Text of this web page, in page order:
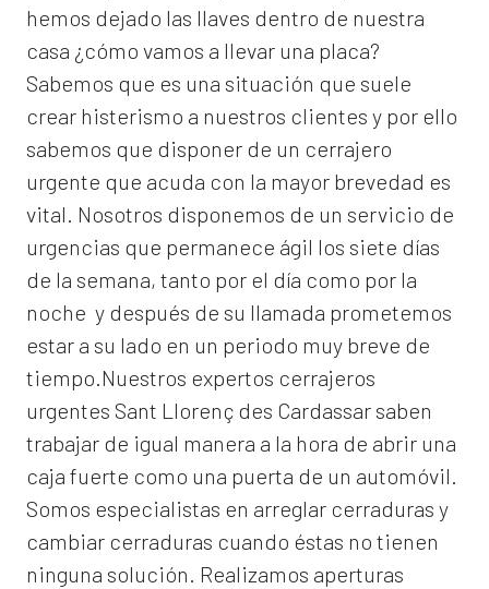
hemos dejado las llaves dentro de nuestra
casa ¿cómo vamos a llevar una placa?
Sabemos que es una situación que suele
crear histerismo a nuestros clientes y por ello
sabemos que disponer de un cerrajero
urgente que acuda con la mayor brevedad es
vital. Nosotros disponemos de un servicio de
urgencias que permanece ágil los siete días
de la semana, tanto por el día como por la
noche y después de su llamada prometemos
estar a su lado en un periodo muy breve de
tiempo.Nuestros expertos cerrajeros
urgentes Sant Llorenç des Cardassar saben
trabajar de igual manera a la hora de abrir una
caja fuerte como una puerta de un automóvil.
Somos especialistas en arreglar cerraduras y
cambiar cerraduras cuando éstas no tienen
ninguna solución. Realizamos aperturas